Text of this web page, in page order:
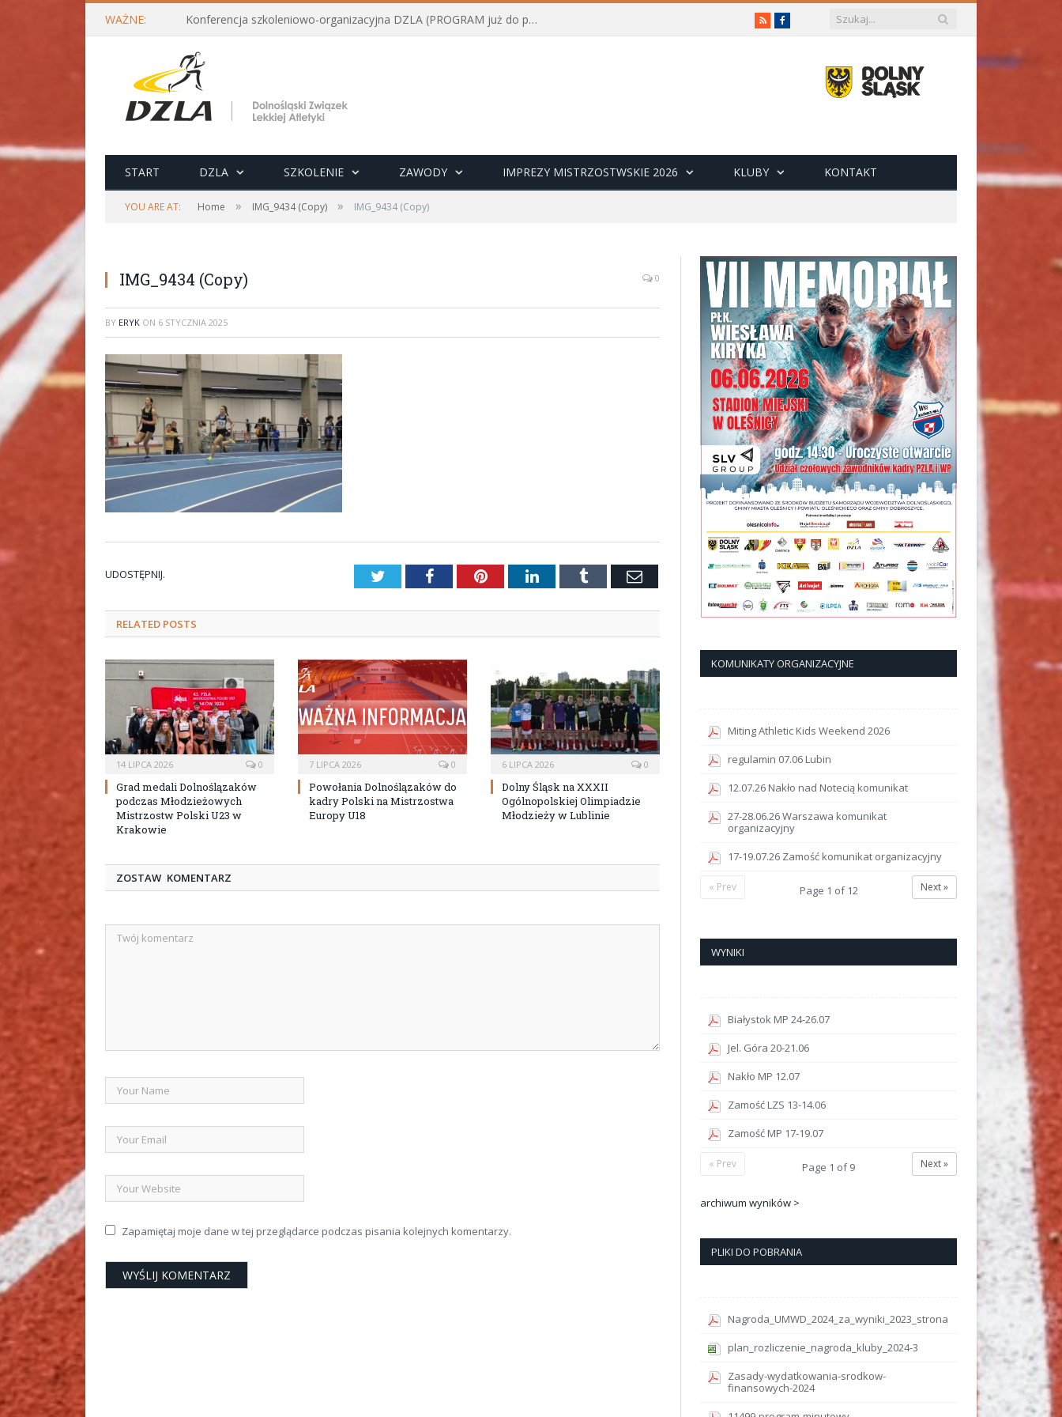
WAŻNE: Konferencja szkoleniowo-organizacyjna DZLA (PROGRAM już do pobrania) RSSFacebook
START DZLA SZKOLENIE ZAWODY IMPREZY MISTRZOSTWSKIE 2026 KLUBY KONTAKT
YOU ARE AT: Home » IMG_9434 (Copy) » IMG_9434 (Copy)
IMG_9434 (Copy) 0
BY ERYK ON 6 STYCZNIA 2025
UDOSTĘPNIJ. TwitterFacebookPinterestLinkedInTumblr Email
RELATED POSTS
14 LIPCA 2026 0
Grad medali Dolnoślązaków
podczas Młodzieżowych
Mistrzostw Polski U23 w
Krakowie
7 LIPCA 2026 0
Powołania Dolnoślązaków do
kadry Polski na Mistrzostwa
Europy U18
6 LIPCA 2026 0
Dolny Śląsk na XXXII
Ogólnopolskiej Olimpiadzie
Młodzieży w Lublinie
ZOSTAW KOMENTARZ
Zapamiętaj moje dane w tej przeglądarce podczas pisania kolejnych komentarzy.
KOMUNIKATY ORGANIZACYJNE
Miting Athletic Kids Weekend 2026
regulamin 07.06 Lubin
12.07.26 Nakło nad Notecią komunikat
27-28.06.26 Warszawa komunikat
organizacyjny
17-19.07.26 Zamość komunikat organizacyjny
Next »
Page 1 of12
« Prev
WYNIKI
Białystok MP 24-26.07
Jel. Góra 20-21.06
Nakło MP 12.07
Zamość LZS 13-14.06
Zamość MP 17-19.07
Next »
Page 1 of9
« Prev
archiwum wyników >
PLIKI DO POBRANIA
Nagroda_UMWD_2024_za_wyniki_2023_strona
plan_rozliczenie_nagroda_kluby_2024-3
Zasady-wydatkowania-srodkow-
finansowych-2024